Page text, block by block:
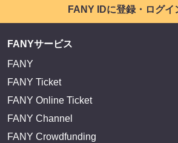
FANY IDに登録・ログイ
FANYサービス
FANY
FANY Ticket
FANY Online Ticket
FANY Channel
FANY Crowdfunding